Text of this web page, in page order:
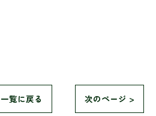
一覧に戻る 次のページ >